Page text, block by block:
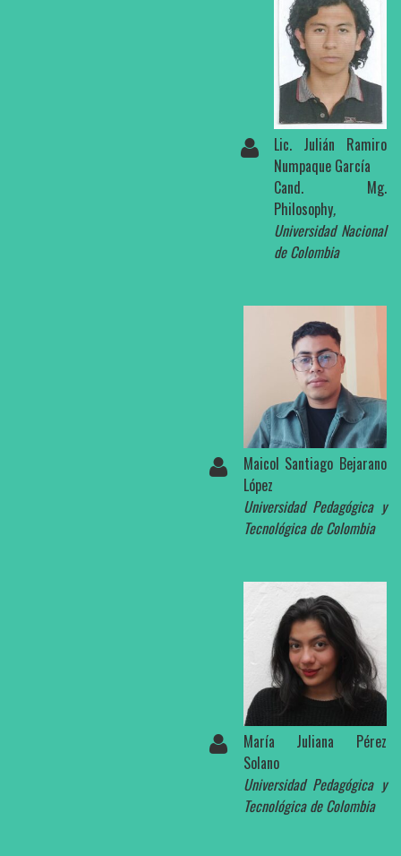
Lic. Julián Ramiro
Numpaque García
Cand. Mg.
Philosophy,
Universidad Nacional
de Colombia
Maicol Santiago Bejarano
López
Universidad Pedagógica y
Tecnológica de Colombia
María Juliana Pérez
Solano
Universidad Pedagógica y
Tecnológica de Colombia